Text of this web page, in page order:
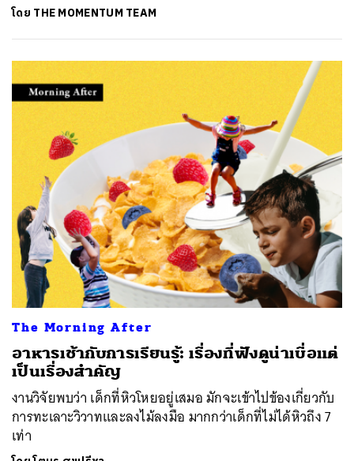
โดย THE MOMENTUM TEAM
The Morning After
อาหารเช้ากับการเรียนรู้: เรื่องที่ฟังดูน่าเบื่อแต่
เป็นเรื่องสำคัญ
งานวิจัยพบว่า เด็กที่หิวโหยอยู่เสมอ มักจะเข้าไปข้องเกี่ยวกับ
การทะเลาะวิวาทและลงไม้ลงมือ มากกว่าเด็กที่ไม่ได้หิวถึง 7
เท่า